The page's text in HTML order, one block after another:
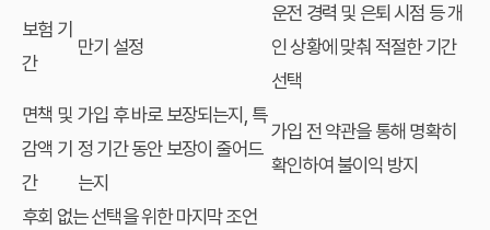
보험 기
간
만기 설정
운전 경력 및 은퇴 시점 등 개
인 상황에 맞춰 적절한 기간
선택
면책 및
감액 기
간
가입 후 바로 보장되는지, 특
정 기간 동안 보장이 줄어드
는지
가입 전 약관을 통해 명확히
확인하여 불이익 방지
후회 없는 선택을 위한 마지막 조언